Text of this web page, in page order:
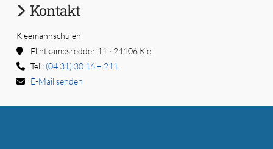
Kontakt
Kleemannschulen
Flintkampsredder 11 · 24106 Kiel
Tel.: (04 31) 30 16 – 211
E-Mail senden